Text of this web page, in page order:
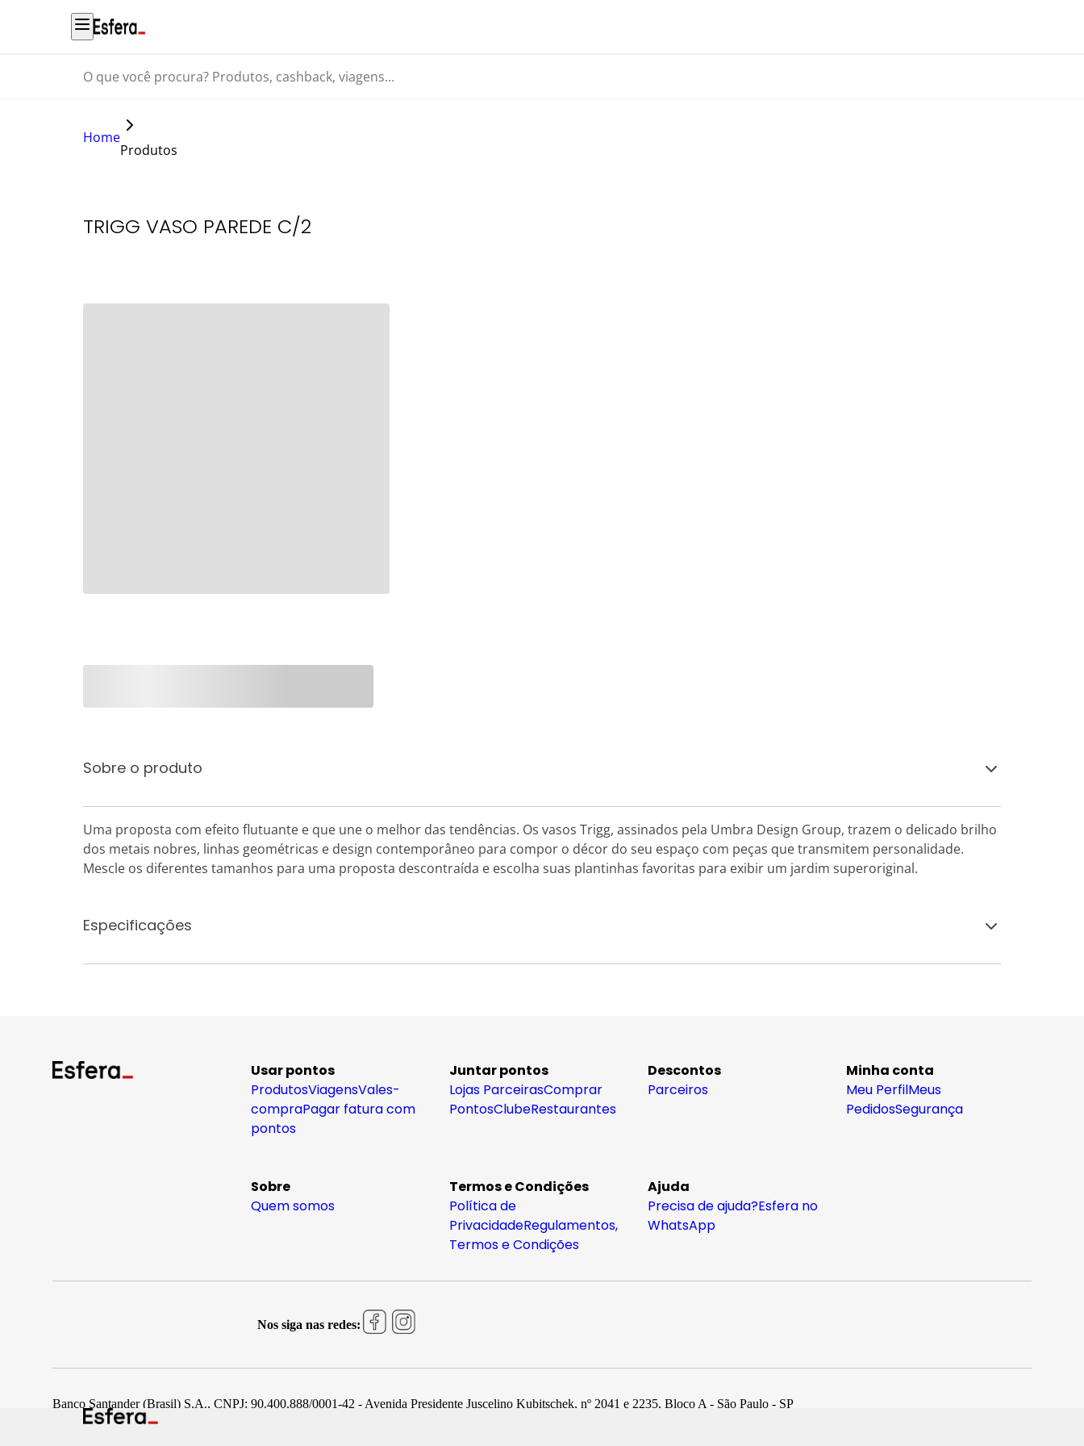
O que você procura? Produtos, cashback, viagens...
Home
Produtos
TRIGG VASO PAREDE C/2
Sobre o produto
Uma proposta com efeito flutuante e que une o melhor das tendências. Os vasos Trigg, assinados pela Umbra Design Group, trazem o delicado brilho
dos metais nobres, linhas geométricas e design contemporâneo para compor o décor do seu espaço com peças que transmitem personalidade.
Mescle os diferentes tamanhos para uma proposta descontraída e escolha suas plantinhas favoritas para exibir um jardim superoriginal.
Especificações
Usar pontos
ProdutosViagensVales-
compraPagar fatura com
pontos
Juntar pontos
Lojas ParceirasComprar
PontosClubeRestaurantes
Descontos
Parceiros
Minha conta
Meu PerfilMeus
PedidosSegurança
Sobre
Quem somos
Termos e Condições
Política de
PrivacidadeRegulamentos,
Termos e Condições
Ajuda
Precisa de ajuda?Esfera no
WhatsApp
Nos siga nas redes:
Banco Santander (Brasil) S.A., CNPJ: 90.400.888/0001-42 - Avenida Presidente Juscelino Kubitschek, nº 2041 e 2235, Bloco A - São Paulo - SP